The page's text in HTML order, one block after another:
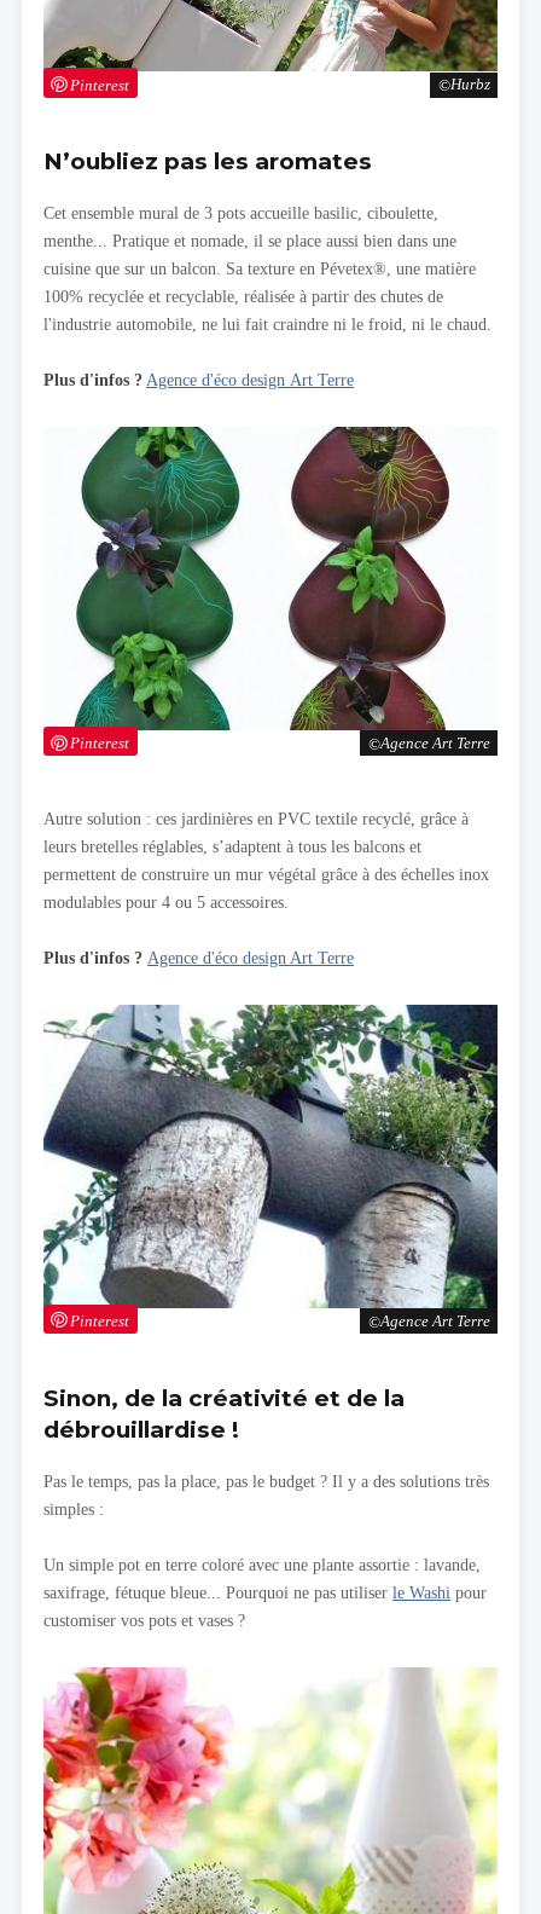
Hurbz
Pinterest
Agence Art Terre
Pinterest
N’oubliez pas les aromates
Cet ensemble mural de 3 pots accueille basilic, ciboulette,
menthe... Pratique et nomade, il se place aussi bien dans une
cuisine que sur un balcon. Sa texture en Pévetex®, une matière
100% recyclée et recyclable, réalisée à partir des chutes de
l'industrie automobile, ne lui fait craindre ni le froid, ni le chaud.
Plus d'infos ? Agence d'éco design Art Terre
Agence Art Terre
Pinterest
Autre solution : ces jardinières en PVC textile recyclé, grâce à
leurs bretelles réglables, s’adaptent à tous les balcons et
permettent de construire un mur végétal grâce à des échelles inox
modulables pour 4 ou 5 accessoires.
Plus d'infos ? Agence d'éco design Art Terre
Sinon, de la créativité et de la
débrouillardise !
Pas le temps, pas la place, pas le budget ? Il y a des solutions très
simples :
Un simple pot en terre coloré avec une plante assortie : lavande,
saxifrage, fétuque bleue... Pourquoi ne pas utiliser le Washi pour
customiser vos pots et vases ?